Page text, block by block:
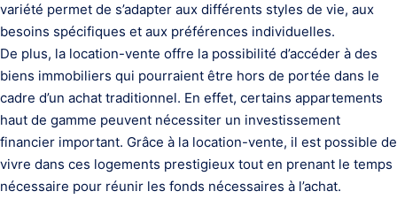
variété permet de s’adapter aux différents styles de vie, aux
besoins spécifiques et aux préférences individuelles.
De plus, la location-vente offre la possibilité d’accéder à des
biens immobiliers qui pourraient être hors de portée dans le
cadre d’un achat traditionnel. En effet, certains appartements
haut de gamme peuvent nécessiter un investissement
financier important. Grâce à la location-vente, il est possible de
vivre dans ces logements prestigieux tout en prenant le temps
nécessaire pour réunir les fonds nécessaires à l’achat.